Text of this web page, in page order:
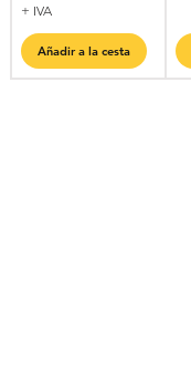
+ IVA
Añadir a la cesta